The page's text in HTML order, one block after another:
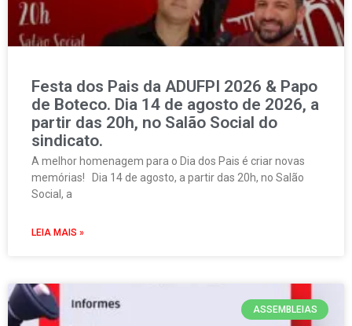
Festa dos Pais da ADUFPI 2026 & Papo
de Boteco. Dia 14 de agosto de 2026, a
partir das 20h, no Salão Social do
sindicato.
A melhor homenagem para o Dia dos Pais é criar novas
memórias! Dia 14 de agosto, a partir das 20h, no Salão
Social, a
LEIA MAIS »
ASSEMBLEIAS